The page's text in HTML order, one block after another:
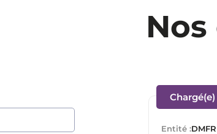
Entité :